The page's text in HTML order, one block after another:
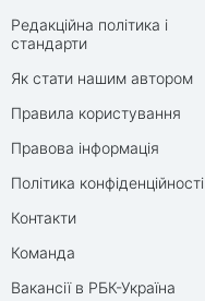
Редакційна політика і
стандарти
Як стати нашим автором
Правила користування
Правова інформація
Політика конфіденційності
Контакти
Команда
Вакансії в РБК-Україна